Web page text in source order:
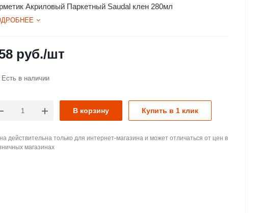
Акриловый Паркетный Saudal клен 280мл
руб./шт
Есть в наличии
В корзину Купить в 1 клик
действительна только для интернет-магазина и может отличаться от цен в
магазинах